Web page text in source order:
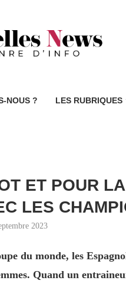
NOUS ? LES RUBRIQUES
ET POUR
LES
2023
du monde, les
Quand un